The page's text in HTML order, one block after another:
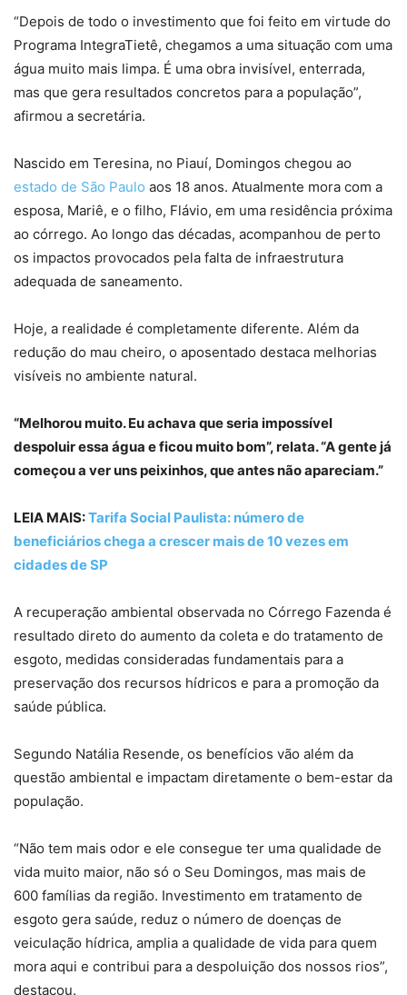
“Depois de todo o investimento que foi feito em virtude do
Programa IntegraTietê, chegamos a uma situação com uma
água muito mais limpa. É uma obra invisível, enterrada,
mas que gera resultados concretos para a população”,
afirmou a secretária.
Nascido em Teresina, no Piauí, Domingos chegou ao
estado de São Paulo aos 18 anos. Atualmente mora com a
esposa, Mariê, e o filho, Flávio, em uma residência próxima
ao córrego. Ao longo das décadas, acompanhou de perto
os impactos provocados pela falta de infraestrutura
adequada de saneamento.
Hoje, a realidade é completamente diferente. Além da
redução do mau cheiro, o aposentado destaca melhorias
visíveis no ambiente natural.
“Melhorou muito. Eu achava que seria impossível
despoluir essa água e ficou muito bom”, relata. “A gente já
começou a ver uns peixinhos, que antes não apareciam.”
LEIA MAIS:Tarifa Social Paulista: número de
beneficiários chega a crescer mais de 10 vezes em
cidades de SP
A recuperação ambiental observada no Córrego Fazenda é
resultado direto do aumento da coleta e do tratamento de
esgoto, medidas consideradas fundamentais para a
preservação dos recursos hídricos e para a promoção da
saúde pública.
Segundo Natália Resende, os benefícios vão além da
questão ambiental e impactam diretamente o bem-estar da
população.
“Não tem mais odor e ele consegue ter uma qualidade de
vida muito maior, não só o Seu Domingos, mas mais de
600 famílias da região. Investimento em tratamento de
esgoto gera saúde, reduz o número de doenças de
veiculação hídrica, amplia a qualidade de vida para quem
mora aqui e contribui para a despoluição dos nossos rios”,
destacou.